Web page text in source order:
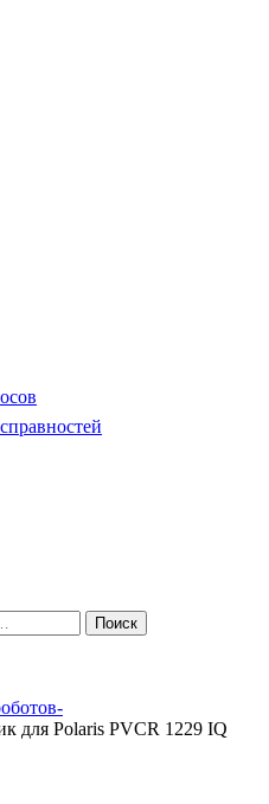
Поиск
для Polaris PVCR 1229 IQ